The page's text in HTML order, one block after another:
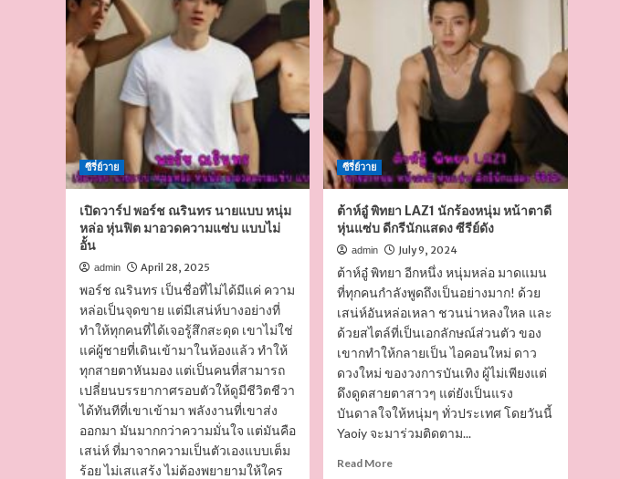
ซีรี่ย์วาย
เปิดวาร์ป พอร์ช ณรินทร นายแบบ หนุ่ม
หล่อ หุ่นฟิต มาอวดความแซ่บ แบบไม่
อั้น
admin April 28, 2025
พอร์ช ณรินทร เป็นชื่อที่ไม่ได้มีแค่ ความ
หล่อเป็นจุดขาย แต่มีเสน่ห์บางอย่างที่
ทำให้ทุกคนที่ได้เจอรู้สึกสะดุด เขาไม่ใช่
แค่ผู้ชายที่เดินเข้ามาในห้องแล้ว ทำให้
ทุกสายตาหันมอง แต่เป็นคนที่สามารถ
เปลี่ยนบรรยากาศรอบตัวให้ดูมีชีวิตชีวา
ได้ทันทีที่เขาเข้ามา พลังงานที่เขาส่ง
ออกมา มันมากกว่าความมั่นใจ แต่มันคือ
เสน่ห์ ที่มาจากความเป็นตัวเองแบบเต็ม
ร้อย ไม่เสแสร้ง ไม่ต้องพยายามให้ใคร
ซีรี่ย์วาย
ต้าห์อู๋ พิทยา LAZ1 นักร้องหนุ่ม หน้าตาดี
หุ่นแซ่บ ดีกรีนักแสดง ซีรีย์ดัง
admin July 9, 2024
ต้าห์อู๋ พิทยา อีกหนึ่ง หนุ่มหล่อ มาดแมน
ที่ทุกคนกำลังพูดถึงเป็นอย่างมาก! ด้วย
เสน่ห์อันหล่อเหลา ชวนน่าหลงใหล และ
ด้วยสไตล์ที่เป็นเอกลักษณ์ส่วนตัว ของ
เขากทำให้กลายเป็น ไอคอนใหม่ ดาว
ดวงใหม่ ของวงการบันเทิง ผู้ไม่เพียงแต่
ดึงดูดสายตาสาวๆ แต่ยังเป็นแรง
บันดาลใจให้หนุ่มๆ ทั่วประเทศ โดยวันนี้
Yaoiy จะมาร่วมติดตาม...
Read MoreRead